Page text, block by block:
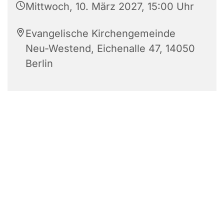
Mittwoch, 10. März 2027, 15:00 Uhr
Evangelische Kirchengemeinde
Neu-Westend, Eichenalle 47, 14050
Berlin